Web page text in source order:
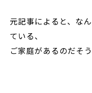
元記事によると、な
ている、
ご家庭があるのだそう